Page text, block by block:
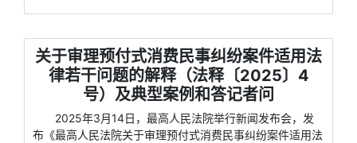
关于审理预付式消费民事纠纷案件适用法
律若干问题的解释（法释〔2025〕4
号）及典型案例和答记者问
2025年3月14日，最高人民法院举行新闻发布会，发
布《最高人民法院关于审理预付式消费民事纠纷案件适用法